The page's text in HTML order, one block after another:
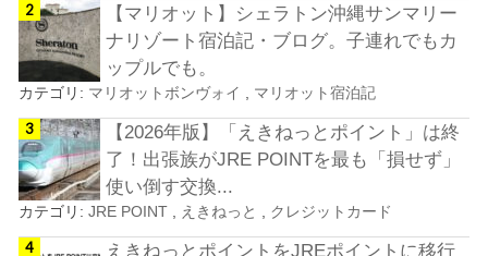
【マリオット】シェラトン沖縄サンマリー
ナリゾート宿泊記・ブログ。子連れでもカ
ップルでも。
カテゴリ: マリオットボンヴォイ マリオット宿泊記
【2026年版】「えきねっとポイント」は終
了！出張族がJRE POINTを最も「損せず」
使い倒す交換...
カテゴリ:JRE POINT えきねっと クレジットカード
えきねっとポイントをJREポイントに移行